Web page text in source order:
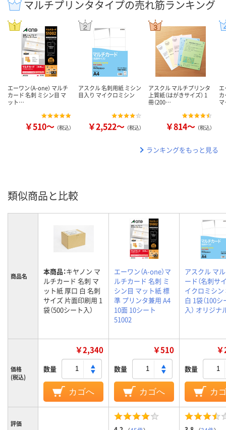
マルチプリンタタイプの売れ筋ランキング
エーワン（A-one） マルチ
カード 名刺 ミシン目 マ
ット…
￥510～ （税込）
アスクル 名刺用紙 ミシン
目入り マイクロミシン
￥2,522～ （税込）
アスクル マルチプリンタ
上質紙（はがきサイズ） 1
冊（200…
￥814～ （税込）
エ
ランキングをもっと見る
類似商品と比較
商品名 本商品：キヤノン マ
ルチカード 名刺 マ
ット紙 厚口 白 名刺
サイズ 片面印刷用 1
袋（500シート入）
エーワン（A-one）マ
ルチカード 名刺 ミ
シン目 マット紙 標
準 プリンタ兼用 A4
10面 10シート
51002
アスクル マ
ード（名刺サ
イクロミシン
白 1袋（100シ
入） オリジナ
価格
(税込)
￥2,340
数量
カゴへ
￥510
数量
カゴへ
数量
カ
評価